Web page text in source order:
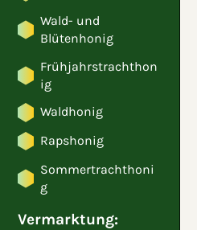
Wald- und
Blütenhonig
Frühjahrstrachthon
ig
Waldhonig
Rapshonig
Sommertrachthoni
g
Vermarktung: